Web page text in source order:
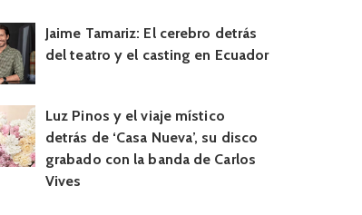
Jaime Tamariz: El cerebro detrás
del teatro y el casting en Ecuador
Luz Pinos y el viaje místico
detrás de ‘Casa Nueva’, su disco
grabado con la banda de Carlos
Vives